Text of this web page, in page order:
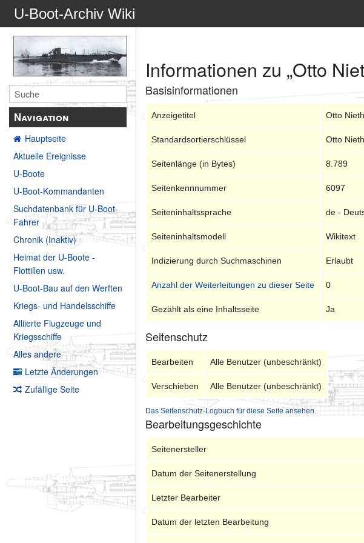
U-Boot-Archiv Wiki
Navigation
Hauptseite
Aktuelle Ereignisse
U-Boote
U-Boot-Kommandanten
Suchdatenbank für U-Boot-
Fahrer
Chronik (Inaktiv)
Heimat der U-Boote -
Flottillen usw.
U-Boot-Bau auf den Werften
Kriegs- und Handelsschiffe
Alliierte Flugzeuge und
Kriegsschiffe
Alles andere
Letzte Änderungen
Zufällige Seite
Informationen zu „Otto
Basisinformationen
Anzeigetitel Otto
Standardsortierschlüssel Otto
Seitenlänge (in Bytes) 8.789
Seitenkennnummer 6097
Seiteninhaltssprache de -
Seiteninhaltsmodell Wikitext
Indizierung durch Suchmaschinen Erlaubt
Anzahl der Weiterleitungen zu dieser Seite 0
Gezählt als eine Inhaltsseite Ja
Seitenschutz
Bearbeiten Alle Benutzer (unbeschränkt)
Verschieben Alle Benutzer (unbeschränkt)
Das Seitenschutz-Logbuch für diese Seite ansehen.
Bearbeitungsgeschichte
Seitenersteller
Datum der Seitenerstellung
Letzter Bearbeiter
Datum der letzten Bearbeitung